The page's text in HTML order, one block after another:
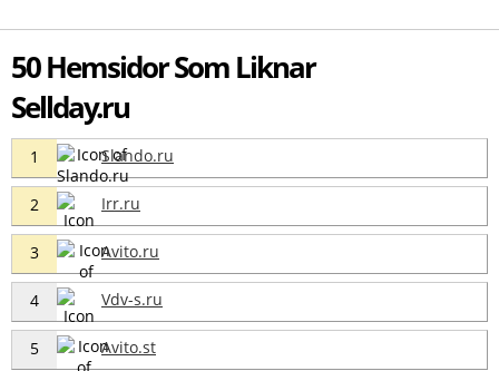
50 Hemsidor Som Liknar
Sellday.ru
1 Slando.ru
2 Irr.ru
3 Avito.ru
4 Vdv-s.ru
5 Avito.st